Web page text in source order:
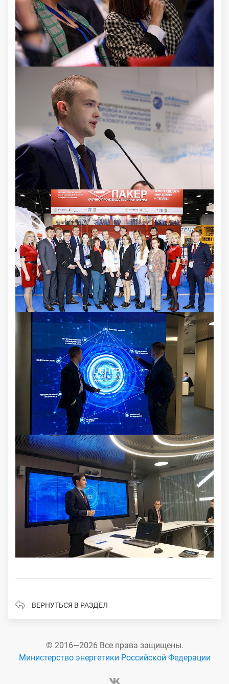
ВЕРНУТЬСЯ В РАЗДЕЛ
© 2016—2026 Все права защищены.
Министерство энергетики Российской Федерации